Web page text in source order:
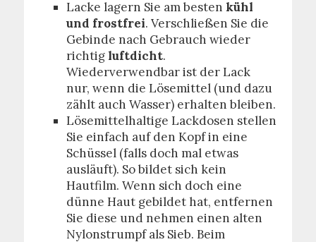
Lacke lagern Sie am besten kühl
und frostfrei. Verschließen Sie die
Gebinde nach Gebrauch wieder
richtig luftdicht.
Wiederverwendbar ist der Lack
nur, wenn die Lösemittel (und dazu
zählt auch Wasser) erhalten bleiben.
Lösemittelhaltige Lackdosen stellen
Sie einfach auf den Kopf in eine
Schüssel (falls doch mal etwas
ausläuft). So bildet sich kein
Hautfilm. Wenn sich doch eine
dünne Haut gebildet hat, entfernen
Sie diese und nehmen einen alten
Nylonstrumpf als Sieb. Beim